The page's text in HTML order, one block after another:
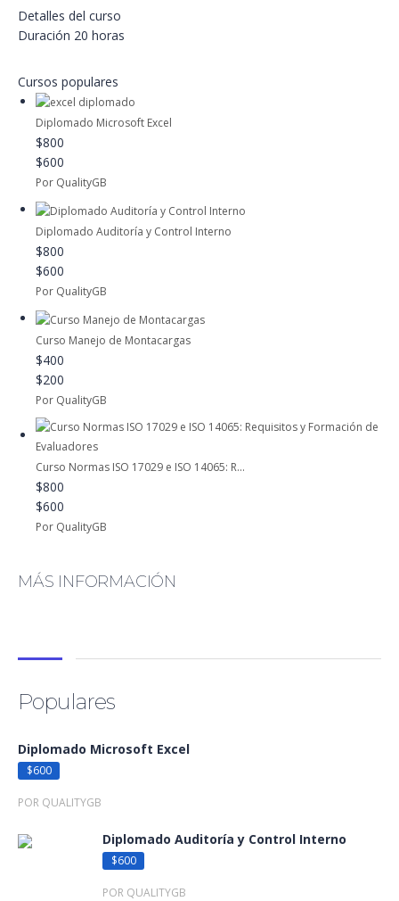
Detalles del curso
Duración 20 horas
Cursos populares
Diplomado Microsoft Excel
$800
$600
Por QualityGB
Diplomado Auditoría y Control Interno
$800
$600
Por QualityGB
Curso Manejo de Montacargas
$400
$200
Por QualityGB
Curso Normas ISO 17029 e ISO 14065: R...
$800
$600
Por QualityGB
MÁS INFORMACIÓN
Populares
Diplomado Microsoft Excel
$600
POR QUALITYGB
Diplomado Auditoría y Control Interno
$600
POR QUALITYGB